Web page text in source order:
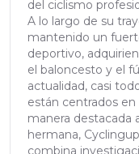
del ciclismo
A lo largo de su
mantenido un
deportivo,
el baloncesto y el
actualidad, casi
están centrados
manera destacada
hermana,
combina